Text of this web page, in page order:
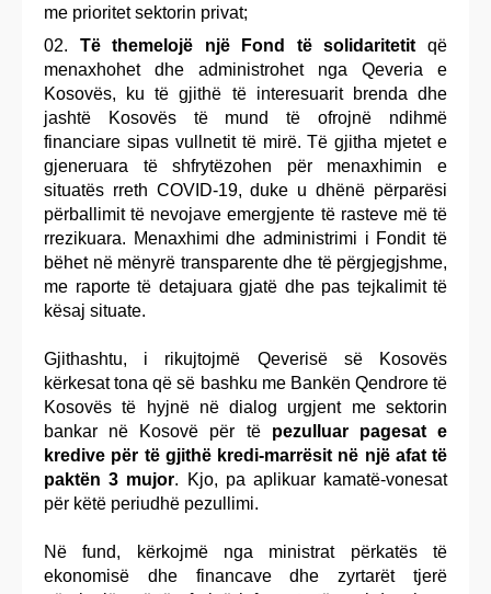
me prioritet sektorin privat;
Të themelojë një Fond të solidaritetitqë
menaxhohet dhe administrohet nga Qeveria e
Kosovës, ku të gjithë të interesuarit brenda dhe
jashtë Kosovës të mund të ofrojnë ndihmë
financiare sipas vullnetit të mirë. Të gjitha mjetet e
gjeneruara të shfrytëzohen për menaxhimin e
situatës rreth COVID-19, duke u dhënë përparësi
përballimit të nevojave emergjente të rasteve më të
rrezikuara. Menaxhimi dhe administrimi i Fondit të
bëhet në mënyrë transparente dhe të përgjegjshme,
me raporte të detajuara gjatë dhe pas tejkalimit të
kësaj situate.
Gjithashtu, i rikujtojmë Qeverisë së Kosovës
kërkesat tona që së bashku me Bankën Qendrore të
Kosovës të hyjnë në dialog urgjent me sektorin
bankar në Kosovë për të pezulluar pagesat e
kredive për të gjithë kredi-marrësit në një afat të
paktën 3 mujor. Kjo, pa aplikuar kamatë-vonesat
për këtë periudhë pezullimi.
Në fund, kërkojmë nga ministrat përkatës të
ekonomisë dhe financave dhe zyrtarët tjerë